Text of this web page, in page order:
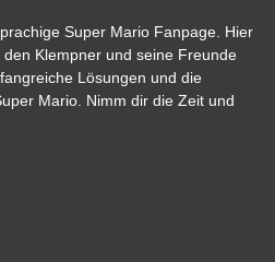
Super Mario Fanpage. Hier
Klempner und seine Freunde
Lösungen und die
Mario. Nimm dir die Zeit und